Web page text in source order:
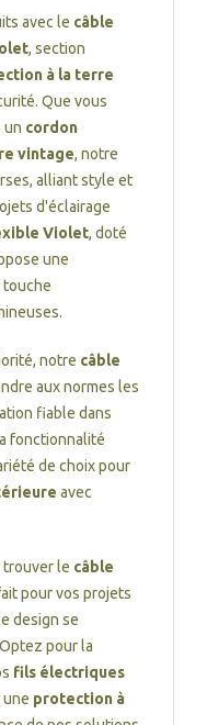
avec le câble
, section
à la terre
Que vous
un cordon
vintage, notre
alliant style et
d'éclairage
Violet, doté
une
touche
notre câble
aux normes les
fiable dans
fonctionnalité
de choix pour
avec
trouver le câble
pour vos projets
design se
pour la
fils électriques
une protection à